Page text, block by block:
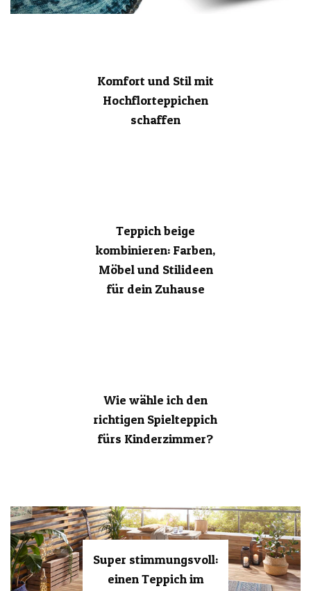
Komfort und Stil mit
Hochflorteppichen
schaffen
Teppich beige
kombinieren: Farben,
Möbel und Stilideen
für dein Zuhause
Wie wähle ich den
richtigen Spielteppich
fürs Kinderzimmer?
Super stimmungsvoll:
einen Teppich im